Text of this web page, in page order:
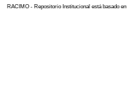
RACIMO - Repositorio Institucional está basado en